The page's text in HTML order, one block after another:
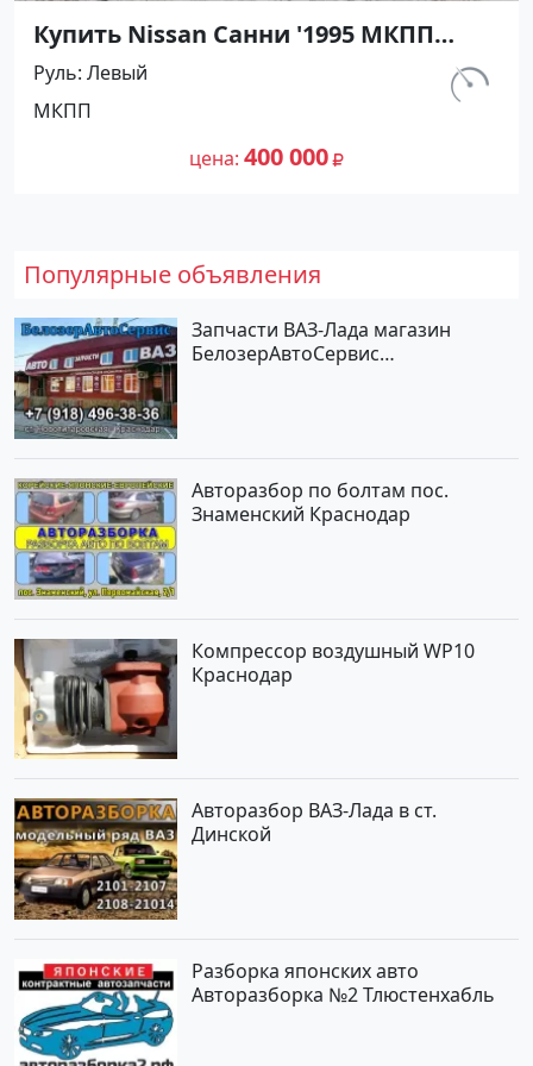
Купить Nissan Санни '1995 МКПП
(1400/90 л.с.) Бензин карбюратор
Абинск цвет Серебристый Седан по
цене 400000 рублей, объявление
№27476 на сайте Авторынок23
км.
Руль Левый
МКПП
цена 400 000
Популярные объявления
Запчасти ВАЗ-Лада магазин
БелозерАвтоСервис
Авторазбор по болтам пос.
Знаменский Краснодар
Компрессор воздушный WP10
Краснодар
Авторазбор ВАЗ-Лада в ст.
Динской
Разборка японских авто
Авторазборка №2 Тлюстенхабль